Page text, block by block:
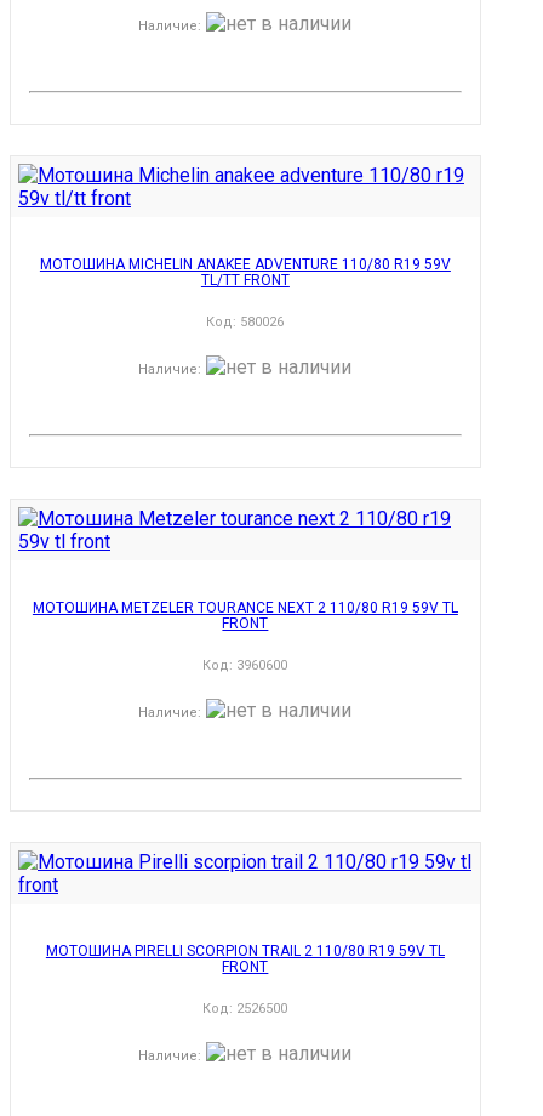
Наличие:
МОТОШИНА MICHELIN ANAKEE ADVENTURE 110/80 R19 59V
TL/TT FRONT
Код: 580026
Наличие:
МОТОШИНА METZELER TOURANCE NEXT 2 110/80 R19 59V TL
FRONT
Код: 3960600
Наличие:
МОТОШИНА PIRELLI SCORPION TRAIL 2 110/80 R19 59V TL
FRONT
Код: 2526500
Наличие: